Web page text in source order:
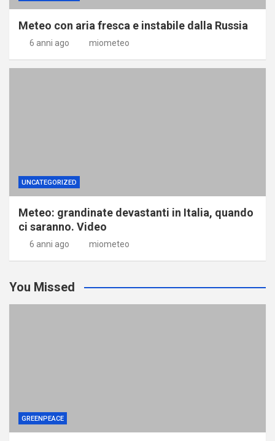
Meteo con aria fresca e instabile dalla Russia
6 anni ago miometeo
UNCATEGORIZED
Meteo: grandinate devastanti in Italia, quando
ci saranno. Video
6 anni ago miometeo
You Missed
GREENPEACE